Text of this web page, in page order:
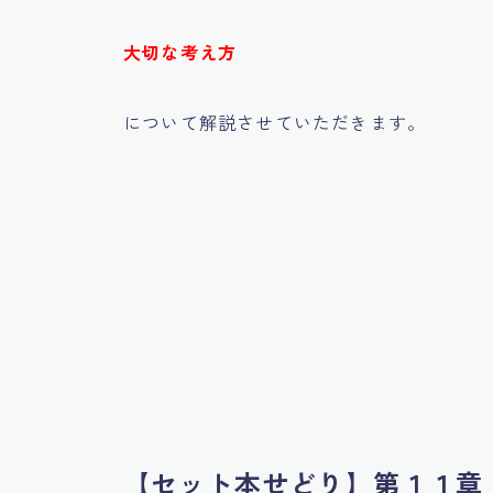
大切な考え方
について解説させていただきます。
【セット本せどり】第１１